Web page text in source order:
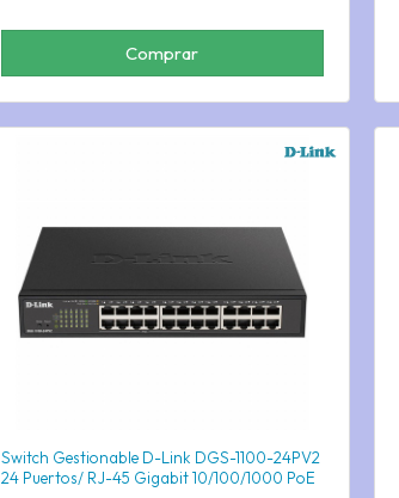
Comprar
Switch Gestionable D-Link DGS-1100-24PV2
24 Puertos/ RJ-45 Gigabit 10/100/1000 PoE